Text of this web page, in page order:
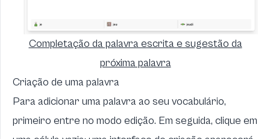
Completação da palavra escrita e sugestão da
próxima palavra
Criação de uma palavra
Para adicionar uma palavra ao seu vocabulário,
primeiro entre no modo edição. Em seguida, clique em